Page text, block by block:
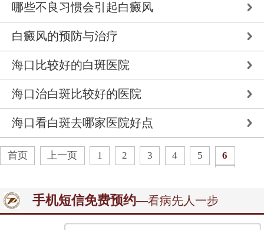
哪些不良习惯会引起白癜风
白癜风的预防与治疗
海口比较好的白斑医院
海口治白斑比较好的医院
海口看白斑去哪家医院好点
首页 上一页 1 2 3 4 5
6
8
9 下一页 末页 共 17页 85
手机短信免费预约—看病先人一步